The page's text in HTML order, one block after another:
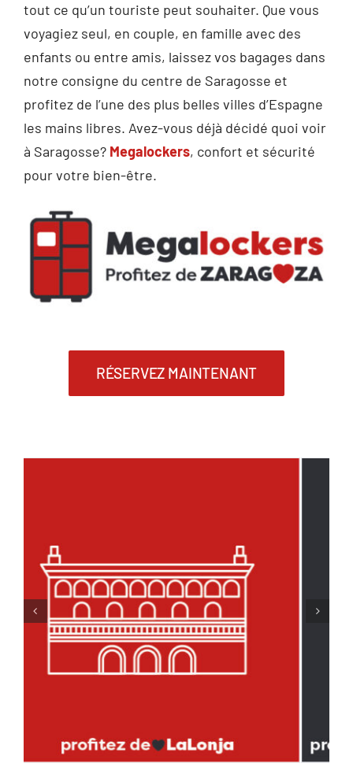
tout ce qu’un touriste peut souhaiter. Que vous
voyagiez seul, en couple, en famille avec des
enfants ou entre amis, laissez vos bagages dans
notre consigne du centre de Saragosse et
profitez de l’une des plus belles villes d’Espagne
les mains libres. Avez-vous déjà décidé quoi voir
à Saragosse? Megalockers, confort et sécurité
pour votre bien-être.
RÉSERVEZ MAINTENANT